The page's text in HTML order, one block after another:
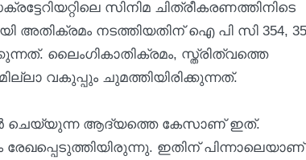
സിനിമ ചിത്രീകരണത്തിനിടെ
അതിക്രമം നടത്തിയതിന് ഐ പി സി 354,
ലൈംഗികാതിക്രമം, സ്ത്രിത്വത്തെ
വകുപ്പും ചുമത്തിയിരിക്കുന്നത്.
ചെയ്യുന്ന ആദ്യത്തെ കേസാണ് ഇത്.
ഇതിന് പിന്നാലെയാണ്